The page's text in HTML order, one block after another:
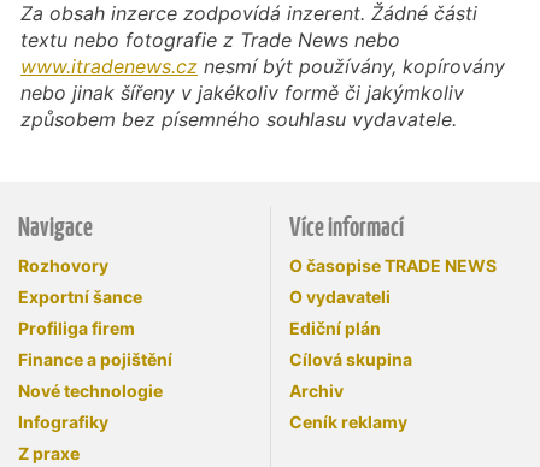
Za obsah inzerce zodpovídá inzerent. Žádné části
textu nebo fotografie z Trade News nebo
www.itradenews.cz nesmí být používány, kopírovány
nebo jinak šířeny v jakékoliv formě či jakýmkoliv
způsobem bez písemného souhlasu vydavatele.
Navigace
Rozhovory
Exportní šance
Profiliga firem
Finance a pojištění
Nové technologie
Infografiky
Z praxe
Více informací
O časopise TRADE NEWS
O vydavateli
Ediční plán
Cílová skupina
Archiv
Ceník reklamy